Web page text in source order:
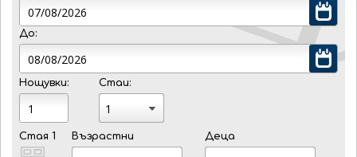
До:
Нощувки: Стаи:
Стая 1 Възрастни Деца